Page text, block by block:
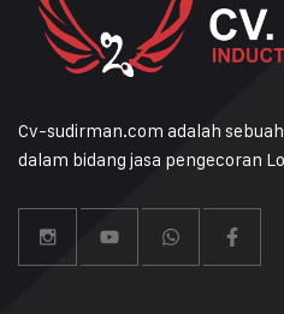
Cv-sudirman.com adalah
dalam bidang jasa pengecoran